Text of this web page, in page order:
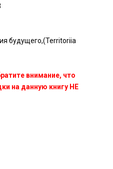
будущего,(Territoriia
внимание, что
на данную книгу НЕ